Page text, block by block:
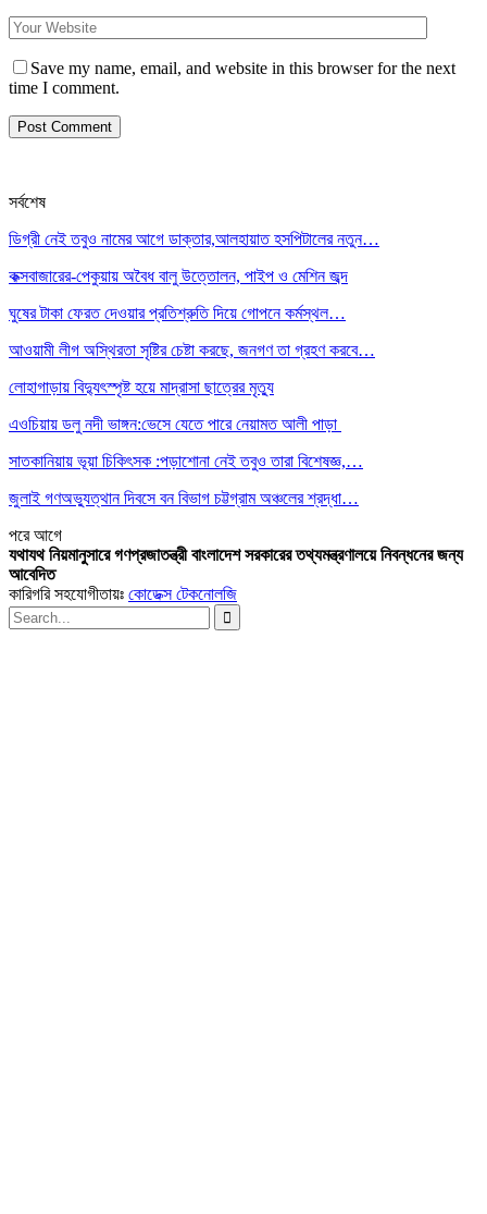
Save my name, email, and website in this browser for the next
time I comment.
সর্বশেষ
ডিগ্রী নেই তবুও নামের আগে ডাক্তার,আলহায়াত হসপিটালের নতুন…
কক্সবাজারের-পেকুয়ায় অবৈধ বালু উত্তোলন, পাইপ ও মেশিন জব্দ
ঘুষের টাকা ফেরত দেওয়ার প্রতিশ্রুতি দিয়ে গোপনে কর্মস্থল…
আওয়ামী লীগ অস্থিরতা সৃষ্টির চেষ্টা করছে, জনগণ তা গ্রহণ করবে…
লোহাগাড়ায় বিদ্যুৎস্পৃষ্ট হয়ে মাদ্রাসা ছাত্রের মৃত্যু
এওচিয়ায় ডলু নদী ভাঙ্গন:ভেসে যেতে পারে নেয়ামত আলী পাড়া
সাতকানিয়ায় ভূয়া চিকিৎসক :পড়াশোনা নেই তবুও তারা বিশেষজ্ঞ,…
জুলাই গণঅভ্যুত্থান দিবসে বন বিভাগ চট্টগ্রাম অঞ্চলের শ্রদ্ধা…
পরেআগে
যথাযথ নিয়মানুসারে গণপ্রজাতন্ত্রী বাংলাদেশ সরকারের তথ্যমন্ত্রণালয়ে নিবন্ধনের জন্য
আবেদিত
কারিগরি সহযোগীতায়ঃ কোডেক্স টেকনোলজি